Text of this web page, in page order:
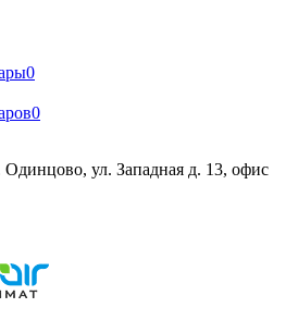
0
0
Одинцово, ул. Западная д. 13, офис